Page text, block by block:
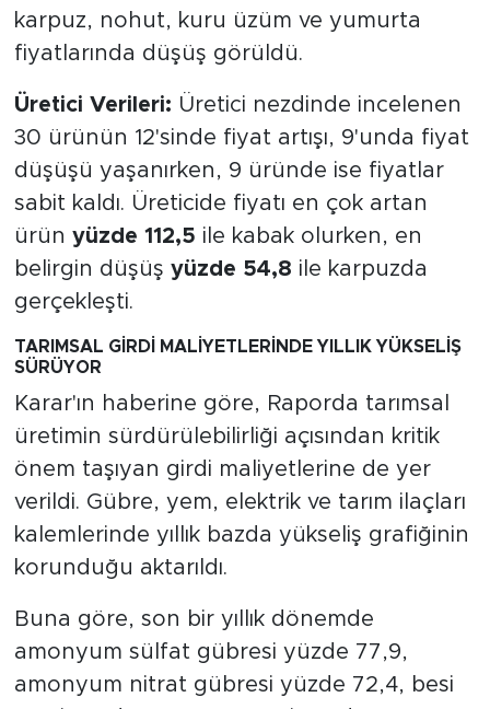
karpuz, nohut, kuru üzüm ve yumurta
fiyatlarında düşüş görüldü.
Üretici Verileri: Üretici nezdinde incelenen
30 ürünün 12'sinde fiyat artışı, 9'unda fiyat
düşüşü yaşanırken, 9 üründe ise fiyatlar
sabit kaldı. Üreticide fiyatı en çok artan
ürün yüzde 112,5 ile kabak olurken, en
belirgin düşüş yüzde 54,8 ile karpuzda
gerçekleşti.
TARIMSAL GİRDİ MALİYETLERİNDE YILLIK YÜKSELİŞ
SÜRÜYOR
Karar'ın haberine göre, Raporda tarımsal
üretimin sürdürülebilirliği açısından kritik
önem taşıyan girdi maliyetlerine de yer
verildi. Gübre, yem, elektrik ve tarım ilaçları
kalemlerinde yıllık bazda yükseliş grafiğinin
korunduğu aktarıldı.
Buna göre, son bir yıllık dönemde
amonyum sülfat gübresi yüzde 77,9,
amonyum nitrat gübresi yüzde 72,4, besi